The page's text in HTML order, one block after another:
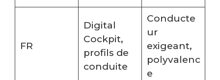
FR
Digital
Cockpit,
profils de
conduite
Conducte
ur
exigeant,
polyvalenc
e